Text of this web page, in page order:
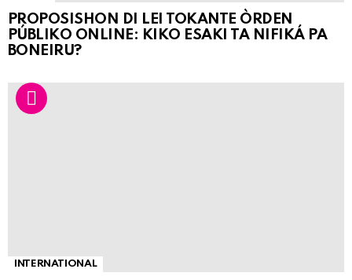
PROPOSISHON DI LEI TOKANTE ÒRDEN
PÚBLIKO ONLINE: KIKO ESAKI TA NIFIKÁ PA
BONEIRU?
INTERNATIONAL